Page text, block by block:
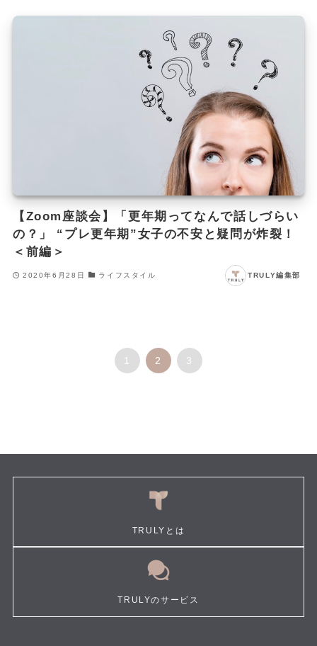
【Zoom座談会】「更年期ってなんで話しづらい
の？」 “プレ更年期”女子の不安と疑問が炸裂！
＜前編＞
2020年6月28日 ライフスタイル TRULY編集部
1 2 3
TRULYとは
TRULYのサービス